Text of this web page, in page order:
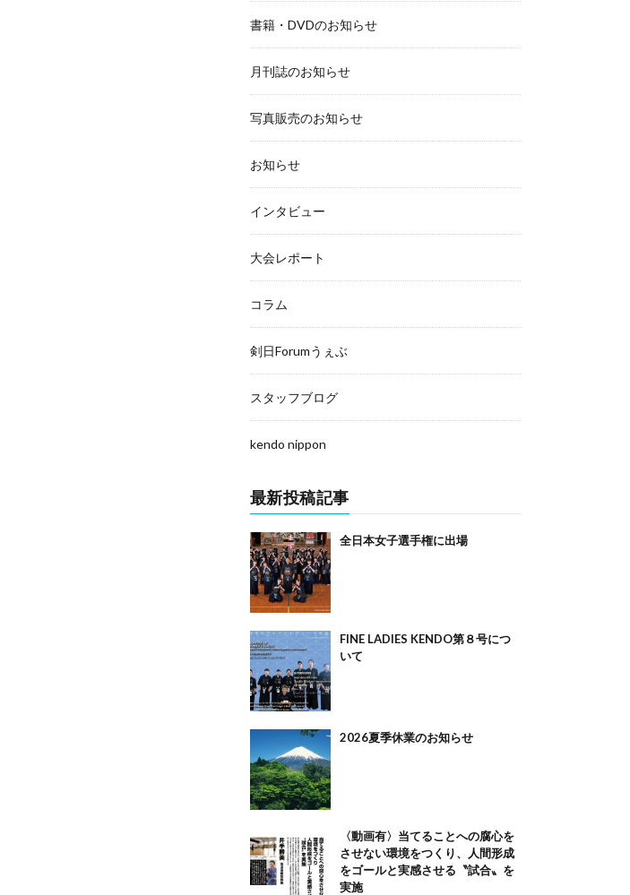
書籍・DVDのお知らせ
月刊誌のお知らせ
写真販売のお知らせ
お知らせ
インタビュー
大会レポート
コラム
剣日Forumうぇぶ
スタッフブログ
kendo nippon
最新投稿記事
全日本女子選手権に出場
FINE LADIES KENDO第８号につ
いて
2026夏季休業のお知らせ
〈動画有〉当てることへの腐心を
させない環境をつくり、人間形成
をゴールと実感させる〝試合〟を
実施